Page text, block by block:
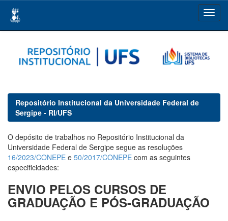
navigation
Repositório Institucional da Universidade Federal de
Sergipe - RI/UFS
O depósito de trabalhos no Repositório Institucional da
Universidade Federal de Sergipe segue as resoluções
16/2023/CONEPE e 50/2017/CONEPE com as seguintes
especificidades:
ENVIO PELOS CURSOS DE
GRADUAÇÃO E PÓS-GRADUAÇÃO